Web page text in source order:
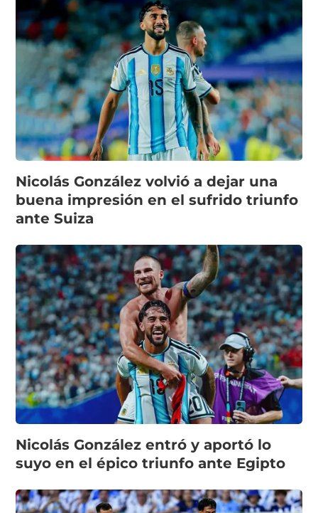
Nicolás González volvió a dejar una
buena impresión en el sufrido triunfo
ante Suiza
Nicolás González entró y aportó lo
suyo en el épico triunfo ante Egipto